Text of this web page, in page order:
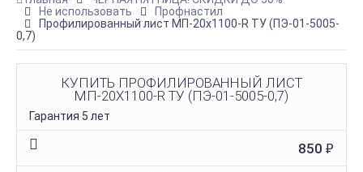
Не использовать
Профнастил
Профилированный лист МП-20х1100-R ТУ (ПЭ-01-5005-
0,7)
КУПИТЬ ПРОФИЛИРОВАННЫЙ ЛИСТ
МП-20Х1100-R ТУ (ПЭ-01-5005-0,7)
Гарантия 5 лет
850 ₽